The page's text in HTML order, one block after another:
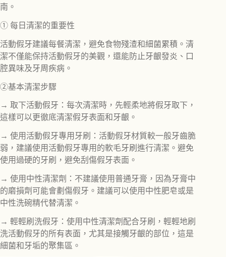
南。
① 每日清潔的重要性
活動假牙建議每餐清潔，避免食物殘渣和細菌累積。清
潔不僅能保持活動假牙的美觀，還能防止牙齦發炎、口
腔異味及牙周疾病。
②基本清潔步驟
→ 取下活動假牙：每次清潔時，先輕柔地將假牙取下，
這樣可以更徹底清潔假牙表面和牙齦。
→ 使用活動假牙專用牙刷：活動假牙材質較一般牙齒脆
弱，建議使用活動假牙專用的軟毛牙刷進行清潔。避免
使用過硬的牙刷，避免刮傷假牙表面。
→ 使用中性清潔劑：不建議使用普通牙膏，因為牙膏中
的磨損劑可能會劃傷假牙。建議可以使用中性肥皂或是
中性洗碗精代替清潔。
→ 輕輕刷洗假牙：使用中性清潔劑配合牙刷，輕輕地刷
洗活動假牙的所有表面，尤其是接觸牙齦的部位，這是
細菌和牙垢的聚集區。